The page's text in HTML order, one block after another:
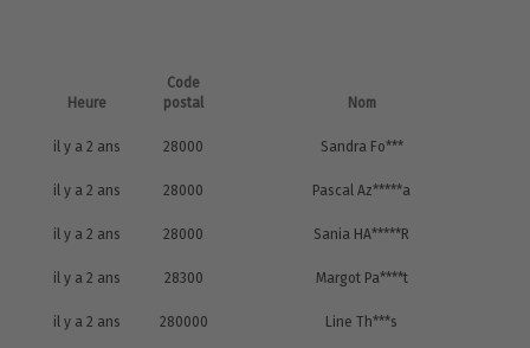
Heure
Code
postal
Nom
il y a 2 ans 28000 Sandra Fo***
il y a 2 ans 28000 Pascal Az*****a
il y a 2 ans 28000 Sania HA*****R
il y a 2 ans 28300 Margot Pa****t
il y a 2 ans 280000 Line Th***s